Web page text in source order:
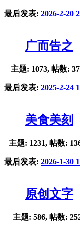
最后发表: 2026-2-20
广而告之
主题: 1073, 帖数:
最后发表: 2025-2-24
美食美刻
主题: 1231, 帖数:
最后发表: 2026-1-30
原创文字
主题: 586, 帖数: